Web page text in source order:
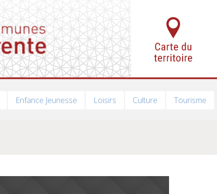
Enfance Jeunesse Loisirs Culture Tourisme